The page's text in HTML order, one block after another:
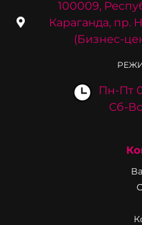
100009,
Караганда, пр.
(Бизнес-
Пн-Пт
Сб-